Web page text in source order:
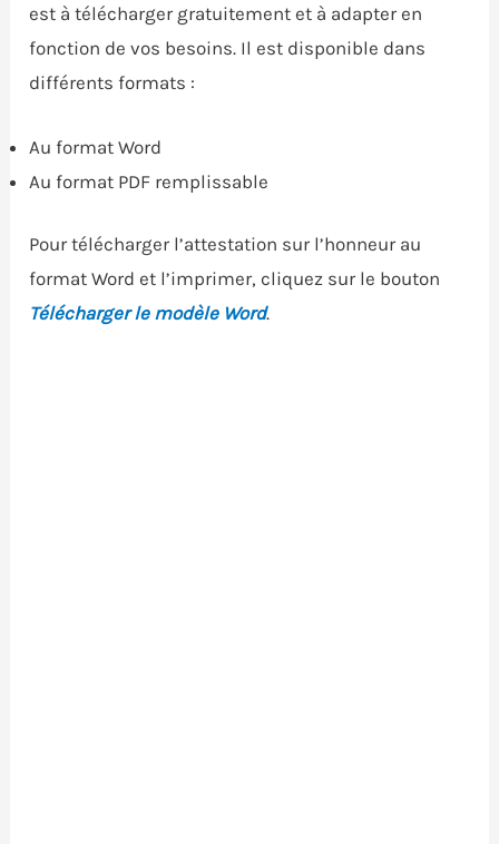
est à télécharger gratuitement et à adapter en
fonction de vos besoins. Il est disponible dans
différents formats :
Au format Word
Au format PDF remplissable
Pour télécharger l’attestation sur l’honneur au
format Word et l’imprimer, cliquez sur le bouton
Télécharger le modèle Word.